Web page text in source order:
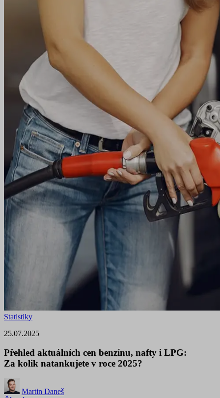
Statistiky
25.07.2025
Přehled aktuálních cen benzínu, nafty i LPG:
Za kolik natankujete v roce 2025?
Martin Daneš